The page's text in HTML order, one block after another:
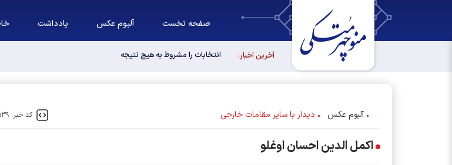
صفحه نخست آلبوم عکس یادداشت
آخرین اخبار: انتخابات را مشروط به هیچ نتیجه‌ای نمی‌کنیم
آلبوم عکس دیدار با سایر مقامات خارجی کد خبر: ۱۳۹
اکمل الدین احسان اوغلو